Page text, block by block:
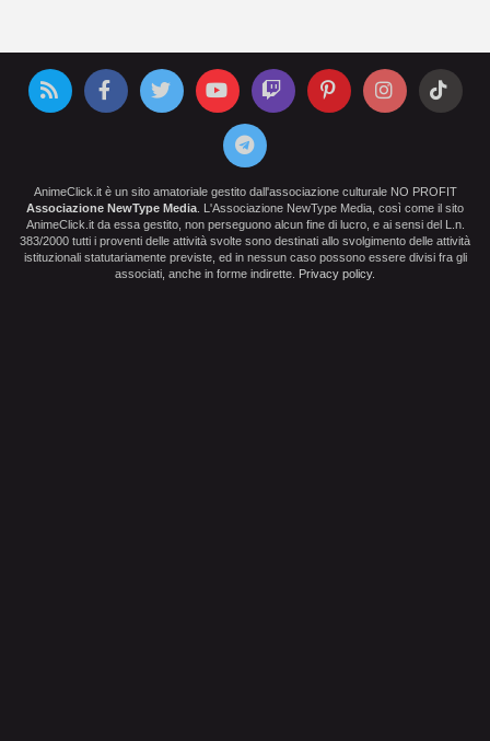
AnimeClick.it è un sito amatoriale gestito dall'associazione culturale NO PROFIT
Associazione NewType Media . L'Associazione NewType Media, così come il sito
AnimeClick.it da essa gestito, non perseguono alcun fine di lucro, e ai sensi del L.n.
383/2000 tutti i proventi delle attività svolte sono destinati allo svolgimento delle attività
istituzionali statutariamente previste, ed in nessun caso possono essere divisi fra gli
associati, anche in forme indirette. Privacy policy.